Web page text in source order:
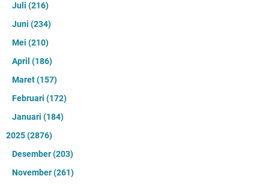
Juli (216)
Juni (234)
Mei (210)
April (186)
Maret(157)
Februari (172)
Januari (184)
2025(2876)
Desember(203)
November(261)